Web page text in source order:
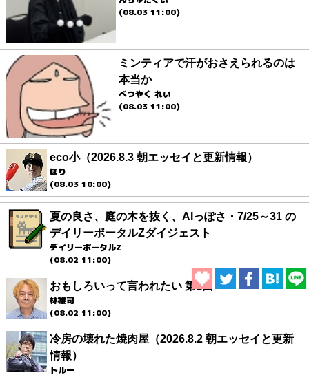
(08.03 11:00)
ミンティアで汗がおさえられるのは
本当か
べつやく れい
(08.03 11:00)
eco小（2026.8.3 朝エッセイと更新情報）
ほり
(08.03 10:00)
夏の良さ、庭の木を抜く、AIっぽさ・7/25～31 の
デイリーポータルZダイジェスト
デイリーポータルZ
(08.02 11:00)
おもしろいって言われたい 第1回
林雄司
(08.02 11:00)
冷房の壊れた焼肉屋（2026.8.2 朝エッセイと更新
情報）
トルー